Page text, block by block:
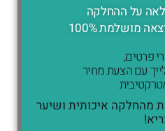
על ההחלקה
מושלמת 100%
פרטים,
עם הצעת מחיר
מהחלקה איכותית ושיער